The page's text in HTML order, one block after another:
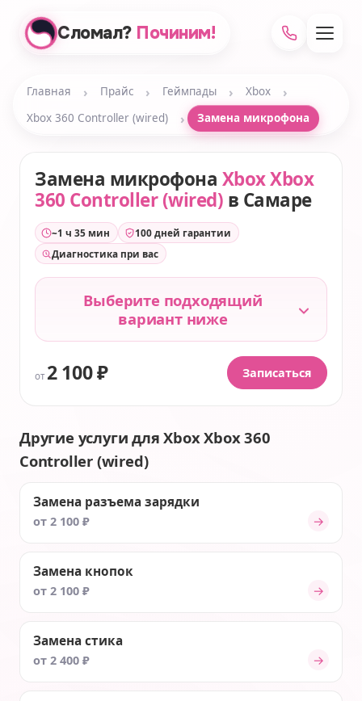
Сломал? Починим!
Главная › Прайс › Геймпады › Xbox ›
Xbox 360 Controller (wired) › Замена микрофона
Замена микрофона Xbox Xbox
360 Controller (wired) в Самаре
~1 ч 35 мин
100 дней гарантии
Диагностика при вас
Выберите подходящий
вариант ниже
от 2 100 ₽ Записаться
Другие услуги для Xbox Xbox 360
Controller (wired)
Замена разъема зарядки
от 2 100 ₽ →
Замена кнопок
от 2 100 ₽ →
Замена стика
от 2 400 ₽ →